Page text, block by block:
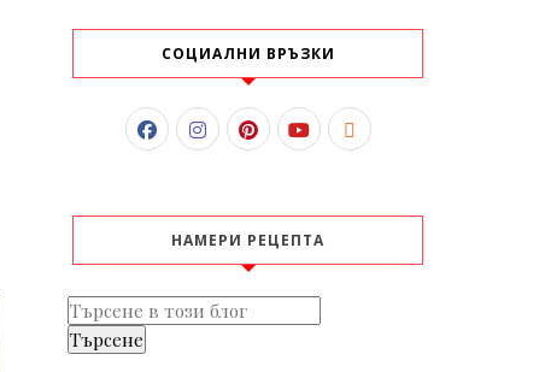
СОЦИАЛНИ ВРЪЗКИ
НАМЕРИ РЕЦЕПТА